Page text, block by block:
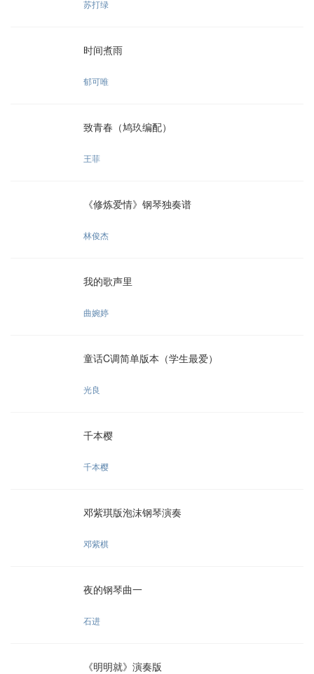
苏打绿
时间煮雨
郁可唯
致青春（鸠玖编配）
王菲
《修炼爱情》钢琴独奏谱
林俊杰
我的歌声里
曲婉婷
童话C调简单版本（学生最爱）
光良
千本樱
千本樱
邓紫琪版泡沫钢琴演奏
邓紫棋
夜的钢琴曲一
石进
《明明就》演奏版